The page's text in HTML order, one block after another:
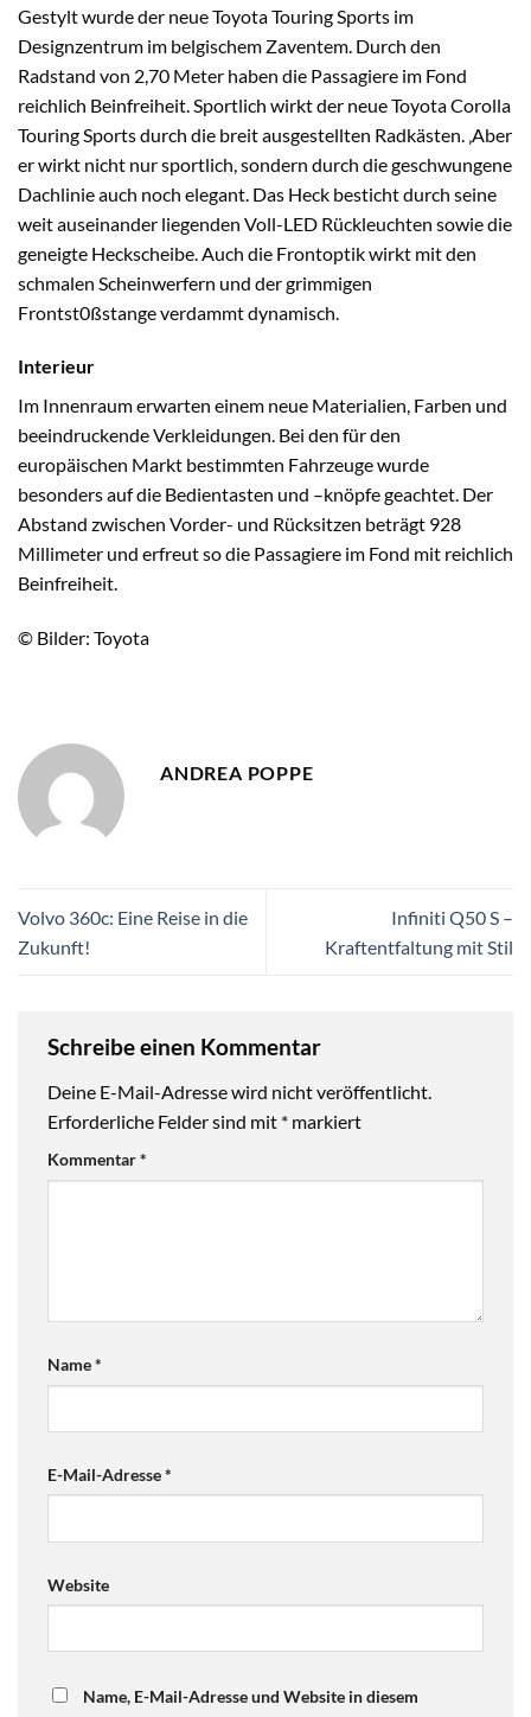
Gestylt wurde der neue Toyota Touring Sports im
Designzentrum im belgischem Zaventem. Durch den
Radstand von 2,70 Meter haben die Passagiere im Fond
reichlich Beinfreiheit. Sportlich wirkt der neue Toyota Corolla
Touring Sports durch die breit ausgestellten Radkästen. ‚Aber
er wirkt nicht nur sportlich, sondern durch die geschwungene
Dachlinie auch noch elegant. Das Heck besticht durch seine
weit auseinander liegenden Voll-LED Rückleuchten sowie die
geneigte Heckscheibe. Auch die Frontoptik wirkt mit den
schmalen Scheinwerfern und der grimmigen
Frontst0ßstange verdammt dynamisch.
Interieur
Im Innenraum erwarten einem neue Materialien, Farben und
beeindruckende Verkleidungen. Bei den für den
europäischen Markt bestimmten Fahrzeuge wurde
besonders auf die Bedientasten und –knöpfe geachtet. Der
Abstand zwischen Vorder- und Rücksitzen beträgt 928
Millimeter und erfreut so die Passagiere im Fond mit reichlich
Beinfreiheit.
© Bilder: Toyota
ANDREA POPPE
Volvo 360c: Eine Reise in die
Zukunft!
Infiniti Q50 S –
Kraftentfaltung mit Stil
Schreibe einen Kommentar
Deine E-Mail-Adresse wird nicht veröffentlicht.
Erforderliche Felder sind mit * markiert
Kommentar*
Name*
E-Mail-Adresse*
Website
Name, E-Mail-Adresse und Website in diesem